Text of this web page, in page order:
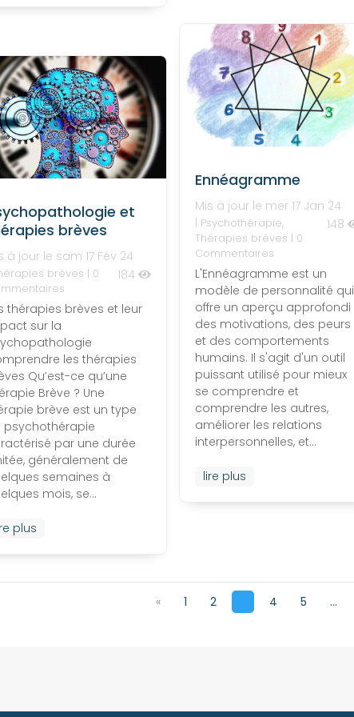
et
brèves
à jour le sam 17 Fév 24
184
brèves | 0
thérapies brèves et leur
sur la
les thérapies
Qu’est-ce qu’une
Brève ? Une
brève est un type
psychothérapie
par une durée
généralement de
semaines à
mois, se...
plus
Ennéagramme
Mis à jour le mer 17 Jan 24
148
| Psychothérapie,
Thérapies brèves | 0
Commentaires
L'Ennéagramme est un
modèle de personnalité qui
offre un aperçu approfondi
des motivations, des peurs
et des comportements
humains. Il s'agit d'un outil
puissant utilisé pour mieux
se comprendre et
comprendre les autres,
améliorer les relations
interpersonnelles, et...
lire plus
« 1 2 4 5 ...